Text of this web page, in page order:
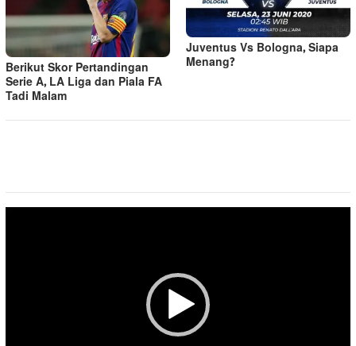
Berikut Skor Pertandingan
Serie A, LA Liga dan Piala FA
Tadi Malam
Juventus Vs Bologna, Siapa
Menang?